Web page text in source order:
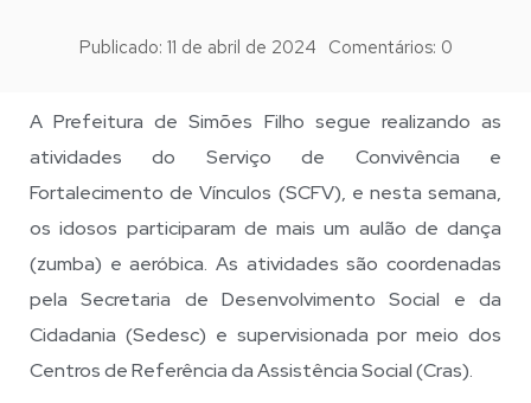
Publicado: 11 de abril de 2024 Comentários: 0
A Prefeitura de Simões Filho segue realizando as
atividades do Serviço de Convivência e
Fortalecimento de Vínculos (SCFV), e nesta semana,
os idosos participaram de mais um aulão de dança
(zumba) e aeróbica. As atividades são coordenadas
pela Secretaria de Desenvolvimento Social e da
Cidadania (Sedesc) e supervisionada por meio dos
Centros de Referência da Assistência Social (Cras).